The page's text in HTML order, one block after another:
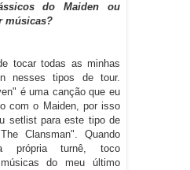
do Maiden ou
músicas?
tocar todas as minhas
nesses tipos de tour.
é uma canção que eu
com o Maiden, por isso
setlist para este tipo de
Clansman". Quando
própria turnê, toco
do meu último